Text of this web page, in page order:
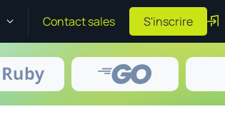
Contact sales S'inscrire